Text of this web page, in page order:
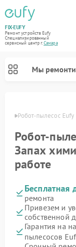
FIX-EUFY
Ремонт устройств Eufy
Специализированный
cервисный центр г.Самара
Мы
Робот-пылесос Eufy
Робот-
Запах
работе
Бесплатная
ремонта
Привезем и
собственной
Гарантия на
пылесосов